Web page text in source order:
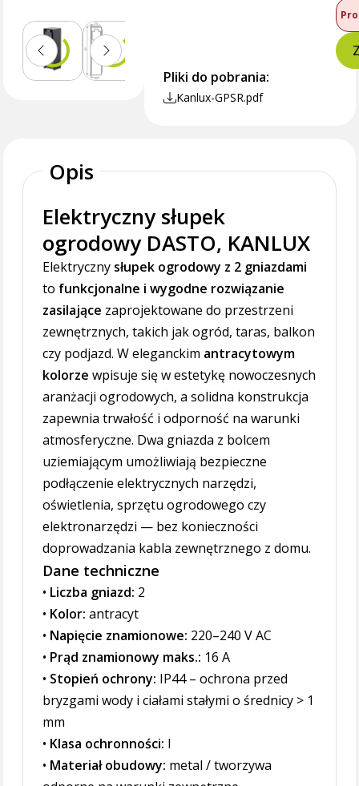
Pliki do pobrania:
Kanlux-GPSR.pdf
Opis
Elektryczny słupek
ogrodowy DASTO, KANLUX
Elektryczny słupek ogrodowy z 2 gniazdami
to funkcjonalne i wygodne rozwiązanie
zasilające zaprojektowane do przestrzeni
zewnętrznych, takich jak ogród, taras, balkon
czy podjazd. W eleganckim antracytowym
kolorze wpisuje się w estetykę nowoczesnych
aranżacji ogrodowych, a solidna konstrukcja
zapewnia trwałość i odporność na warunki
atmosferyczne. Dwa gniazda z bolcem
uziemiającym umożliwiają bezpieczne
podłączenie elektrycznych narzędzi,
oświetlenia, sprzętu ogrodowego czy
elektronarzędzi — bez konieczności
doprowadzania kabla zewnętrznego z domu.
Dane techniczne
• Liczba gniazd: 2
• Kolor: antracyt
• Napięcie znamionowe: 220–240 V AC
• Prąd znamionowy maks.: 16 A
• Stopień ochrony: IP44 – ochrona przed
bryzgami wody i ciałami stałymi o średnicy > 1
mm
• Klasa ochronności: I
• Materiał obudowy: metal / tworzywa